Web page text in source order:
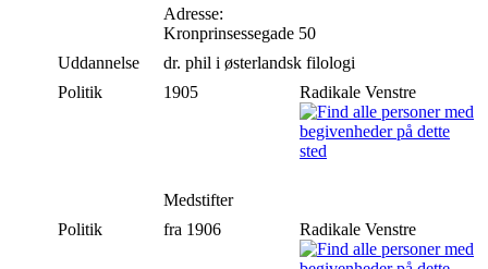
Adresse:
Kronprinsessegade 50
Uddannelse
dr. phil i østerlandsk filologi
Politik
1905 Radikale Venstre
Medstifter
Politik
fra 1906 Radikale Venstre